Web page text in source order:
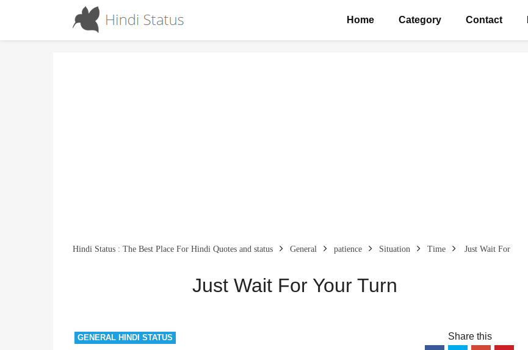
Home Category Contact
Hindi Status : The Best Place For Hindi Quotes and status General patience Situation Time Just Wait For
Just Wait For Your Turn
GENERAL HINDI STATUS